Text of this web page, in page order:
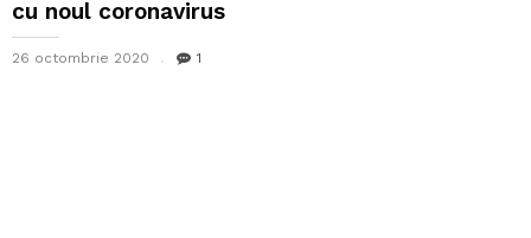
cu noul coronavirus
26 octombrie 2020 1